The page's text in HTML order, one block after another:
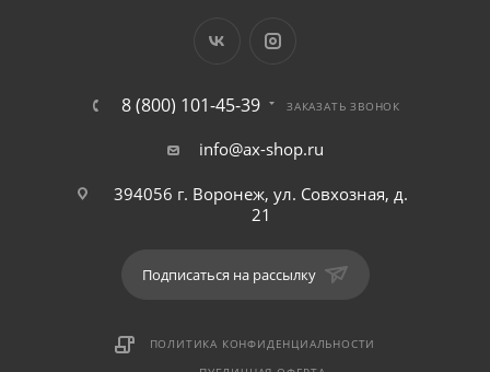
8 (800) 101-45-39 ЗАКАЗАТЬ ЗВОНОК
info@ax-shop.ru
394056 г. Воронеж, ул. Совхозная, д.
21
Подписаться на рассылку
ПОЛИТИКА КОНФИДЕНЦИАЛЬНОСТИ